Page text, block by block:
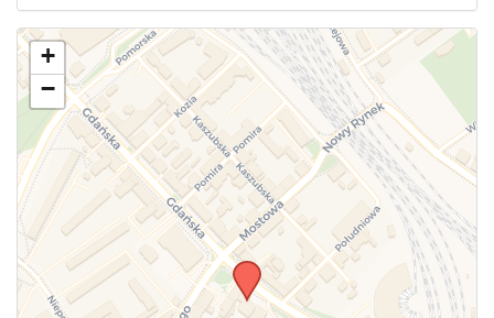
Użyj tego formularza aby przesłać informację o
zmianach w powyższym mityngu.
+
−